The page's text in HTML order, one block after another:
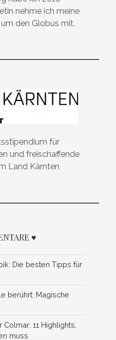
nehme ich meine
den Globus mit.
für
und freischaffende
Land Kärnten
♥
Die besten Tipps für
berührt: Magische
11 Highlights,
muss